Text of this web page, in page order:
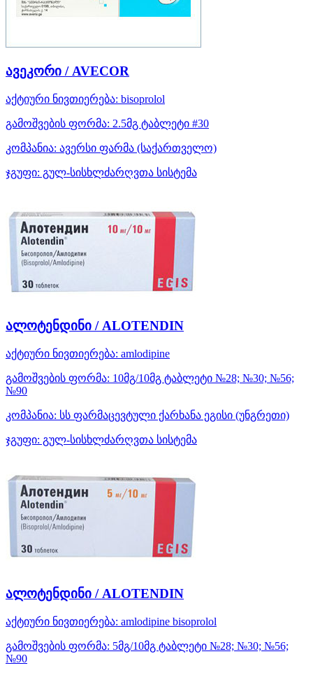
ავეკორი / AVECOR
აქტიური ნივთიერება: bisoprolol
გამოშვების ფორმა: 2.5მგ ტაბლეტი #30
კომპანია: ავერსი ფარმა (საქართველო)
ჯგუფი: გულ-სისხლძარღვთა სისტემა
ალოტენდინი / ALOTENDIN
აქტიური ნივთიერება: amlodipine
გამოშვების ფორმა: 10მგ/10მგ ტაბლეტი №28; №30; №56;
№90
კომპანია: სს ფარმაცევტული ქარხანა ეგისი (უნგრეთი)
ჯგუფი: გულ-სისხლძარღვთა სისტემა
ალოტენდინი / ALOTENDIN
აქტიური ნივთიერება: amlodipine bisoprolol
გამოშვების ფორმა: 5მგ/10მგ ტაბლეტი №28; №30; №56;
№90